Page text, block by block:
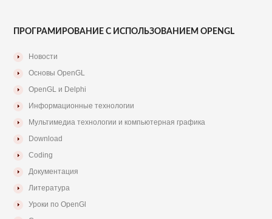
ПРОГРАМИРОВАНИЕ С ИСПОЛЬЗОВАНИЕМ OPENGL
Новости
Основы OpenGL
OpenGL и Delphi
Информационные технологии
Мультимедиа технологии и компьютерная графика
Download
Coding
Документация
Литература
Уроки по OpenGl